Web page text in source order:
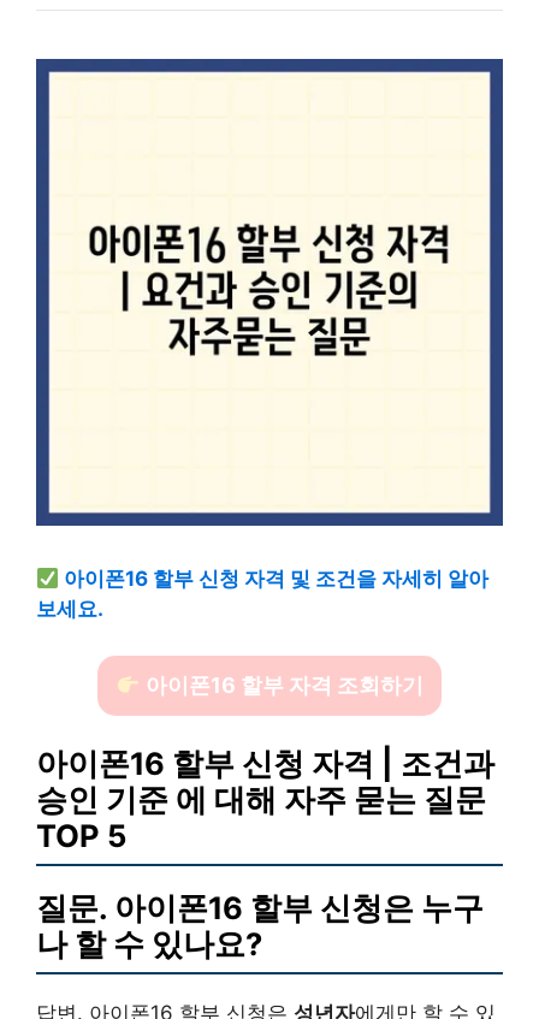
아이폰16 할부 신청 자격 및 조건을 자세히 알아
보세요.
아이폰16 할부 자격 조회하기
아이폰16 할부 신청 자격 | 조건과
승인 기준 에 대해 자주 묻는 질문
TOP 5
질문. 아이폰16 할부 신청은 누구
나 할 수 있나요?
답변. 아이폰16 할부 신청은 성년자에게만 할 수 있